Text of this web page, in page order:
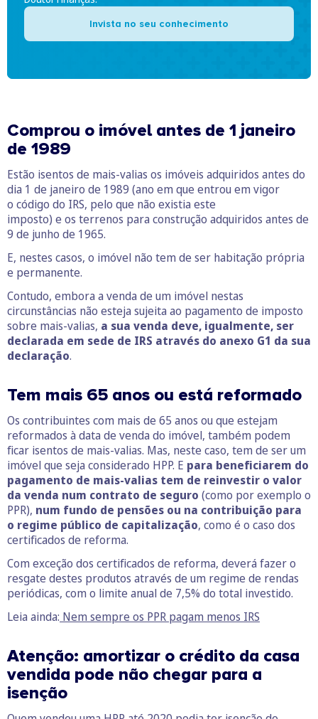
Invista no seu conhecimento
Comprou o imóvel antes de 1 janeiro
de 1989
Estão isentos de mais-valias os imóveis adquiridos antes do
dia 1 de janeiro de 1989 (ano em que entrou em vigor
o código do IRS, pelo que não existia este
imposto) e os terrenos para construção adquiridos antes de
9 de junho de 1965.
E, nestes casos, o imóvel não tem de ser habitação própria
e permanente.
Contudo, embora a venda de um imóvel nestas
circunstâncias não esteja sujeita ao pagamento de imposto
sobre mais-valias, a sua venda deve, igualmente, ser
declarada em sede de IRS através do anexo G1 da sua
declaração.
Tem mais 65 anos ou está reformado
Os contribuintes com mais de 65 anos ou que estejam
reformados à data de venda do imóvel, também podem
ficar isentos de mais-valias. Mas, neste caso, tem de ser um
imóvel que seja considerado HPP. E para beneficiarem do
pagamento de mais-valias tem de reinvestir o valor
da venda num contrato de seguro (como por exemplo o
PPR), num fundo de pensões ou na contribuição para
o regime público de capitalização, como é o caso dos
certificados de reforma.
Com exceção dos certificados de reforma, deverá fazer o
resgate destes produtos através de um regime de rendas
periódicas, com o limite anual de 7,5% do total investido.
Leia ainda: Nem sempre os PPR pagam menos IRS
Atenção: amortizar o crédito da casa
vendida pode não chegar para a
isenção